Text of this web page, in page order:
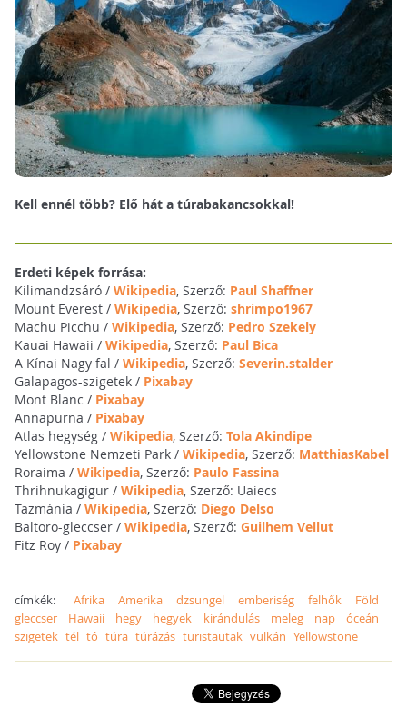
Kell ennél több? Elő hát a túrabakancsokkal!
Erdeti képek forrása:
Kilimandzsáró / Wikipedia, Szerző: Paul Shaffner
Mount Everest / Wikipedia, Szerző: shrimpo1967
Machu Picchu / Wikipedia, Szerző: Pedro Szekely
Kauai Hawaii / Wikipedia, Szerző: Paul Bica
A Kínai Nagy fal / Wikipedia, Szerző: Severin.stalder
Galapagos-szigetek / Pixabay
Mont Blanc / Pixabay
Annapurna / Pixabay
Atlas hegység / Wikipedia, Szerző: Tola Akindipe
Yellowstone Nemzeti Park / Wikipedia, Szerző: MatthiasKabel
Roraima / Wikipedia, Szerző: Paulo Fassina
Thrihnukagigur / Wikipedia, Szerző: Uaiecs
Tazmánia / Wikipedia, Szerző: Diego Delso
Baltoro-gleccser / Wikipedia, Szerző: Guilhem Vellut
Fitz Roy / Pixabay
címkék: Afrika Amerika dzsungel emberiség felhők
Föld
gleccser
Hawaii hegy hegyek kirándulás meleg nap
óceán
szigetek tél tó túra túrázás turistautak vulkán Yellowstone